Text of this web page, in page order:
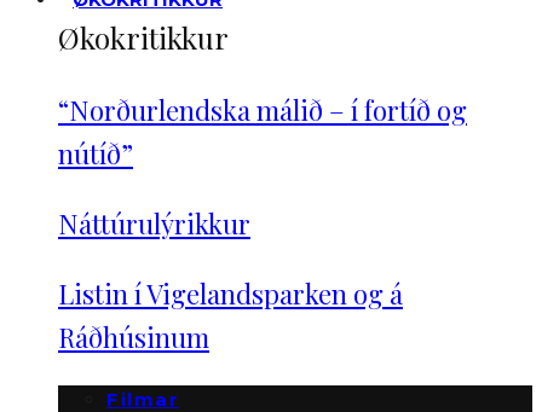
Økokritikkur
“Norðurlendska málið – í fortíð og
nútíð”
Náttúrulýrikkur
Listin í Vigelandsparken og á
Ráðhúsinum
Filmar